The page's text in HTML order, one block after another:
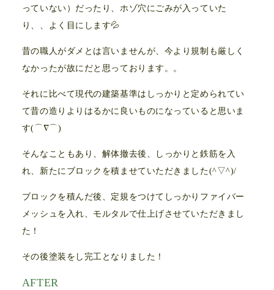
っていない）だったり、ホゾ穴にごみが入っていた
り、、よく目にします💦
昔の職人がダメとは言いませんが、今より規制も厳しく
なかったが故にだと思っております。。
それに比べて現代の建築基準はしっかりと定められてい
て昔の造りよりはるかに良いものになっていると思いま
す(⌒∇⌒)
そんなこともあり、解体撤去後、しっかりと鉄筋を入
れ、新たにブロックを積ませていただきました(^▽^)/
ブロックを積んだ後、定規をつけてしっかりファイバー
メッシュを入れ、モルタルで仕上げさせていただきまし
た！
その後塗装をし完工となりました！
AFTER